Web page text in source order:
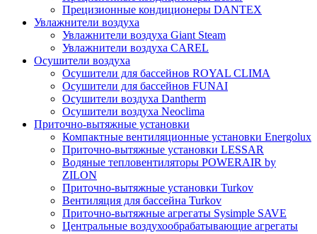
Прецизионные кондиционеры DANTEX
Увлажнители воздуха
Увлажнители воздуха Giant Steam
Увлажнители воздуха CAREL
Осушители воздуха
Осушители для бассейнов ROYAL CLIMA
Осушители для бассейнов FUNAI
Осушители воздуха Dantherm
Осушители воздуха Neoclima
Приточно-вытяжные установки
Компактные вентиляционные установки Energolux
Приточно-вытяжные установки LESSAR
Водяные тепловентиляторы POWERAIR by
ZILON
Приточно-вытяжные установки Turkov
Вентиляция для бассейна Turkov
Приточно-вытяжные агрегаты Sysimple SAVE
Центральные воздухообрабатывающие агрегаты